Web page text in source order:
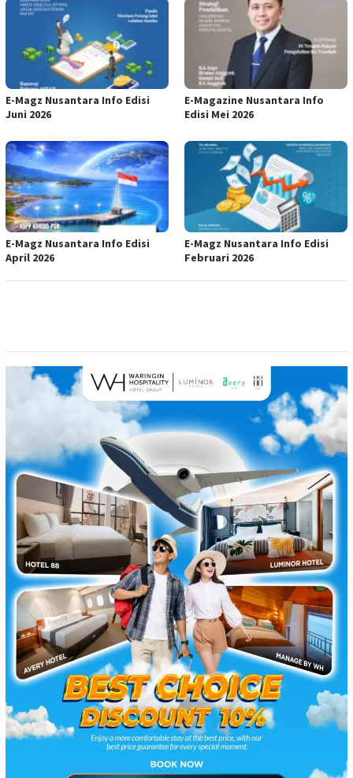
E-Magz Nusantara Info Edisi
Juni 2026
E-Magazine Nusantara Info
Edisi Mei 2026
E-Magz Nusantara Info Edisi
April 2026
E-Magz Nusantara Info Edisi
Februari 2026